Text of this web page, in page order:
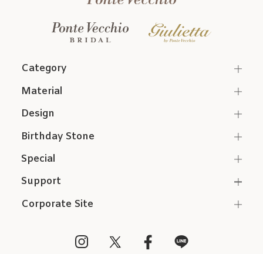
Category
Support
Corporate Site
Material
Design
Birthday Stone
Special